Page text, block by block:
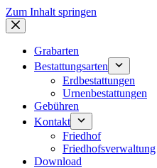
Zum Inhalt springen
Grabarten
Bestattungsarten
Erdbestattungen
Urnenbestattungen
Gebühren
Kontakt
Friedhof
Friedhofsverwaltung
Download